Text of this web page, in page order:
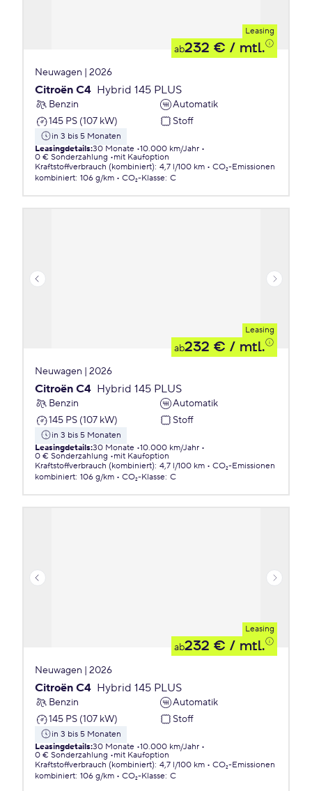
Leasing
ab232 € / mtl.
Neuwagen | 2026
Citroën C4 Hybrid 145 PLUS
Benzin
Automatik
145 PS (107 kW)
Stoff
in 3 bis 5 Monaten
Leasingdetails:30 Monate 10.000 km/Jahr
0 € Sonderzahlung
mit Kaufoption
Kraftstoffverbrauch (kombiniert): 4,7 l/100 km
CO₂-Emissionen
kombiniert: 106 g/km CO₂-Klasse: C
Leasing
ab232 € / mtl.
Neuwagen | 2026
Citroën C4 Hybrid 145 PLUS
Benzin
Automatik
145 PS (107 kW)
Stoff
in 3 bis 5 Monaten
Leasingdetails:30 Monate 10.000 km/Jahr
0 € Sonderzahlung
mit Kaufoption
Kraftstoffverbrauch (kombiniert): 4,7 l/100 km
CO₂-Emissionen
kombiniert: 106 g/km CO₂-Klasse: C
Leasing
ab232 € / mtl.
Neuwagen | 2026
Citroën C4 Hybrid 145 PLUS
Benzin
Automatik
145 PS (107 kW)
Stoff
in 3 bis 5 Monaten
Leasingdetails:30 Monate 10.000 km/Jahr
0 € Sonderzahlung
mit Kaufoption
Kraftstoffverbrauch (kombiniert): 4,7 l/100 km
CO₂-Emissionen
kombiniert: 106 g/km CO₂-Klasse: C